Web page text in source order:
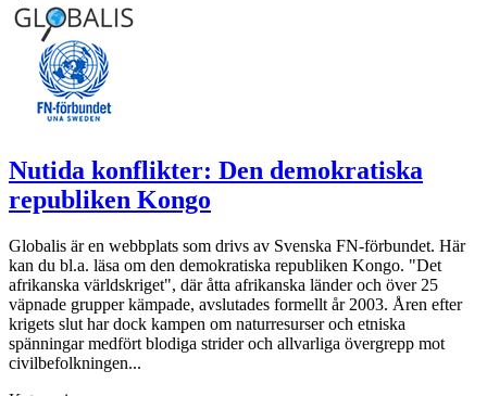
Nutida konflikter: Den demokratiska
republiken Kongo
Globalis är en webbplats som drivs av Svenska FN-förbundet. Här
kan du bl.a. läsa om den demokratiska republiken Kongo. "Det
afrikanska världskriget", där åtta afrikanska länder och över 25
väpnade grupper kämpade, avslutades formellt år 2003. Åren efter
krigets slut har dock kampen om naturresurser och etniska
spänningar medfört blodiga strider och allvarliga övergrepp mot
civilbefolkningen...